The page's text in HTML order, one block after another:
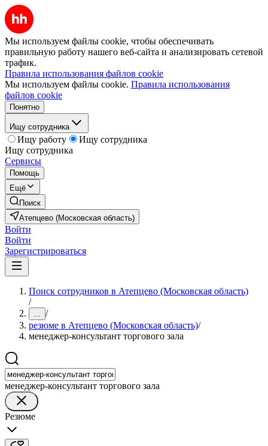
Мы используем файлы cookie, чтобы обеспечивать
правильную работу нашего веб-сайта и анализировать сетевой
трафик.
Правила использования файлов cookie
Мы используем файлы cookie. Правила использования
файлов cookie
Понятно
Ищу сотрудника
Ищу работу
Ищу сотрудника
Ищу сотрудника
Сервисы
Помощь
Ещё
Поиск
Атепцево (Московская область)
Войти
Войти
Зарегистрироваться
Поиск сотрудников в Атепцево (Московская область)
/
... /
резюме в Атепцево (Московская область)/
менеджер-консультант торгового зала
менеджер-консультант торгового зала
Резюме